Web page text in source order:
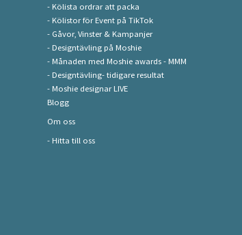
- Kölista ordrar att packa
- Kölistor för Event på TikTok
- Gåvor, Vinster & Kampanjer
- Designtävling på Moshie
- Månaden med Moshie awards - MMM
- Designtävling- tidigare resultat
- Moshie designar LIVE
Blogg
Om oss
- Hitta till oss